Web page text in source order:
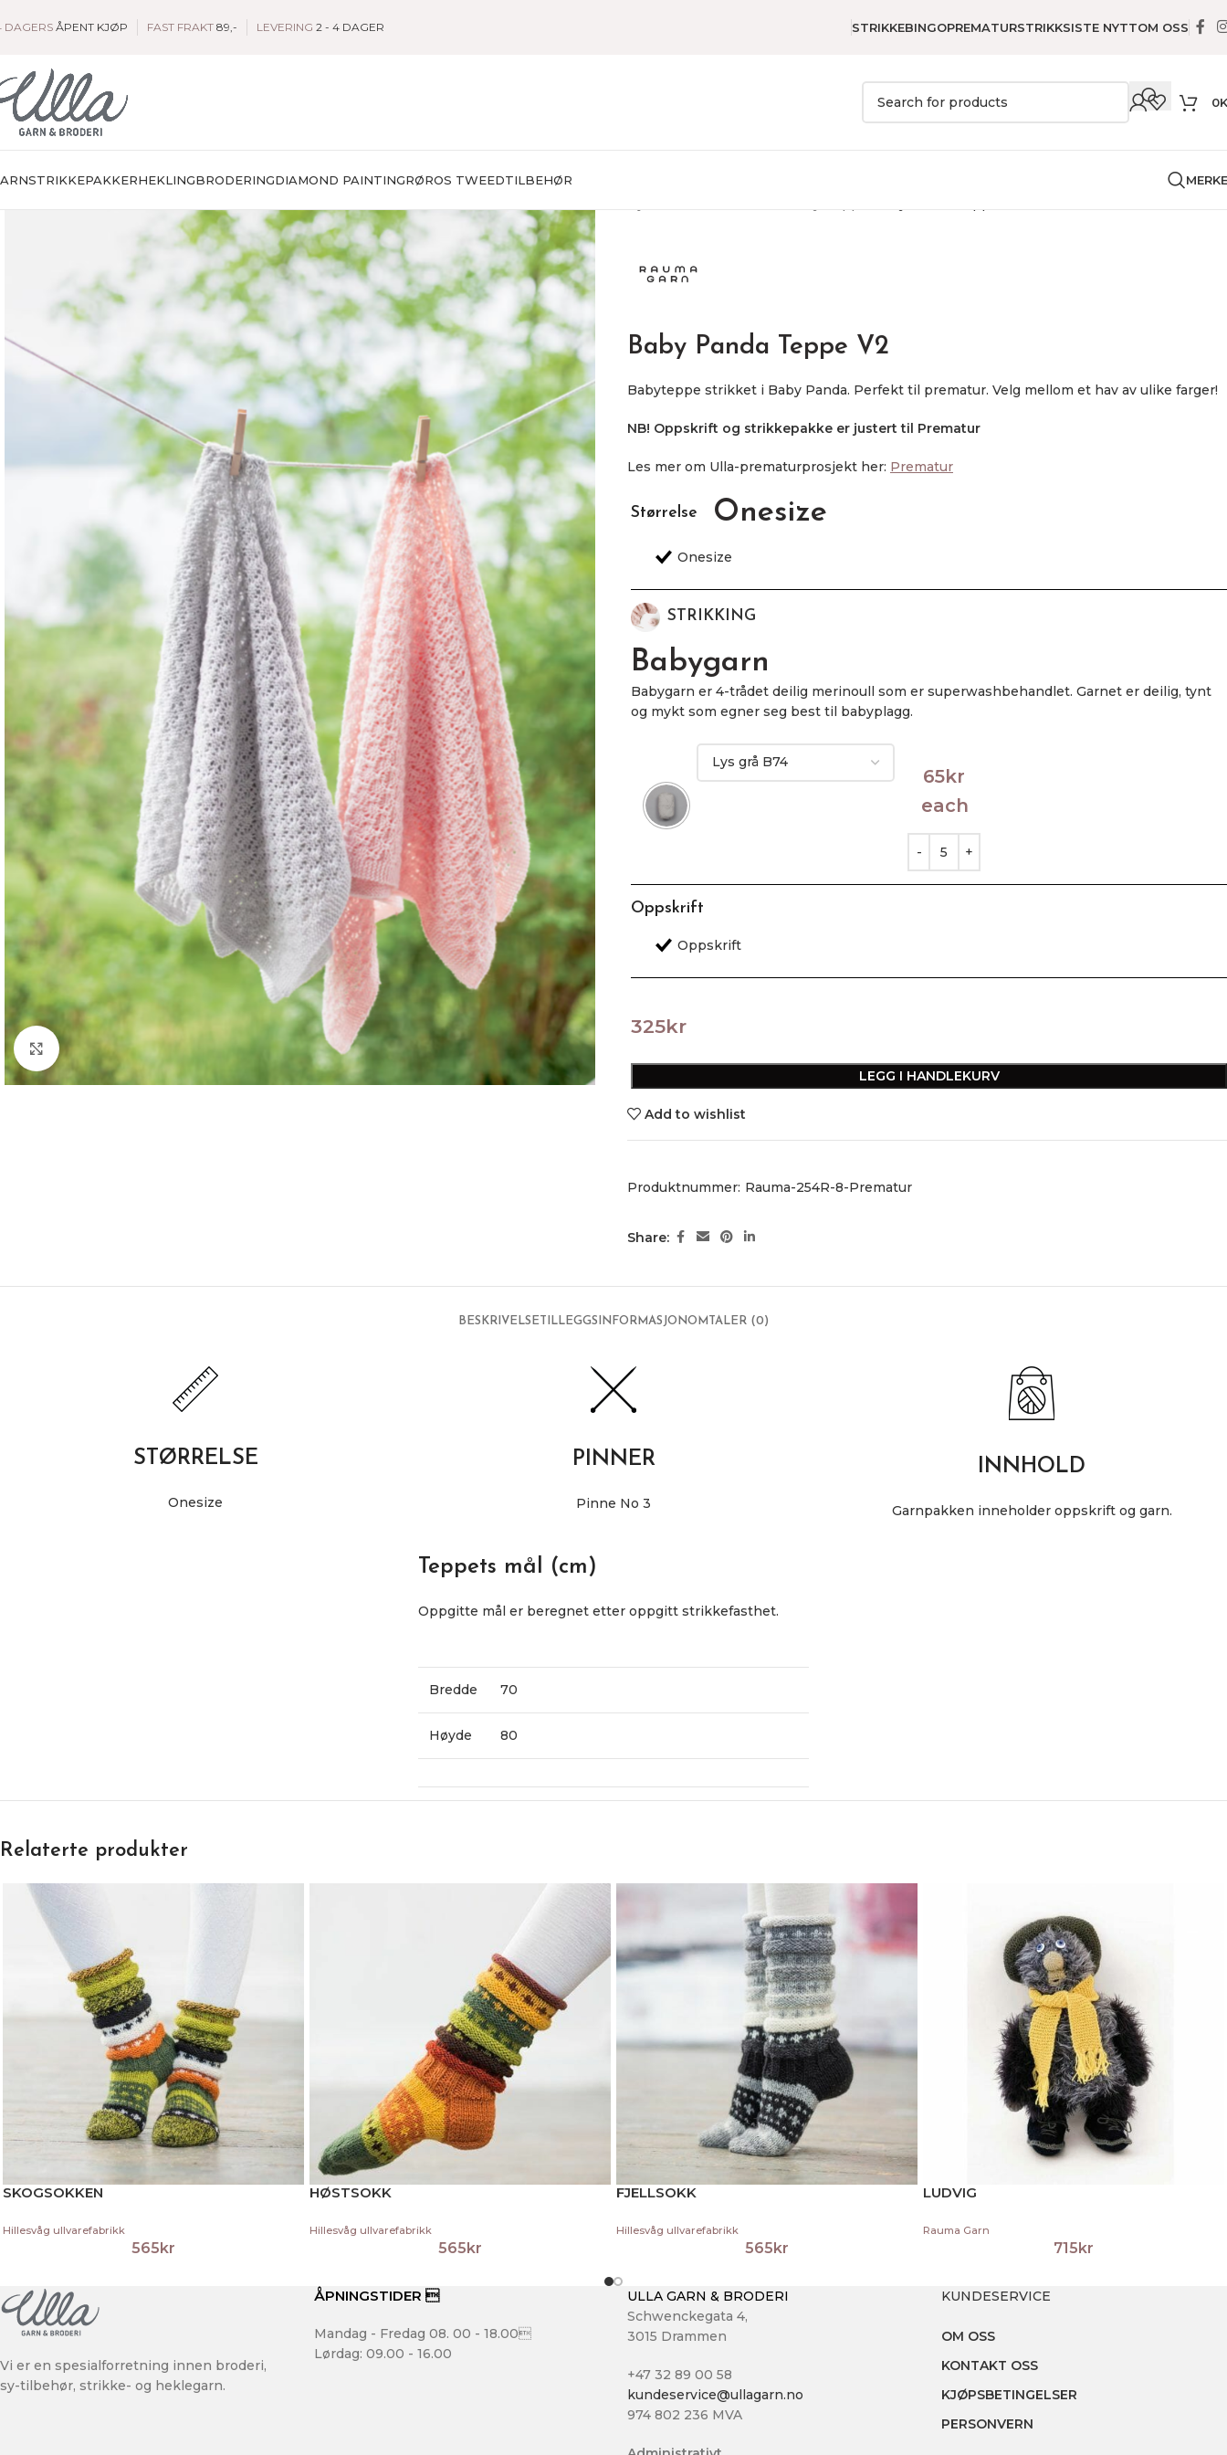
DAGERS ÅPENT KJØP FAST FRAKT 89,- LEVERING 2 - 4 DAGER STRIKKEBINGOPREMATURSTRIKKSISTE NYTTOM OSS
0
STRIKKEPAKKERHEKLINGBRODERINGDIAMOND PAINTINGRØROS TWEEDTILBEHØR
Click to enlarge
Baby Panda Teppe V2
Babyteppe strikket i Baby Panda. Perfekt til prematur. Velg mellom et hav av ulike farger!
NB! Oppskrift og strikkepakke er justert til Prematur
Les mer om Ulla-prematurprosjekt her: Prematur
Størrelse Onesize
STRIKKING
Babygarn
Babygarn er 4-trådet deilig merinoull som er superwashbehandlet. Garnet er deilig, tynt
og mykt som egner seg best til babyplagg.
65kr
each
Oppskrift
325kr
LEGG I HANDLEKURV
Add to wishlist
Produktnummer: Rauma-254R-8-Prematur
Share:
BESKRIVELSETILLEGGSINFORMASJONOMTALER (0)
STØRRELSE
Onesize
PINNER
Pinne No 3
INNHOLD
Garnpakken inneholder oppskrift og garn.
Teppets mål (cm)
Oppgitte mål er beregnet etter oppgitt strikkefasthet.
Bredde 70
Høyde 80
Relaterte produkter
SKOGSOKKEN
Hillesvåg ullvarefabrikk
565kr
HØSTSOKK
Hillesvåg ullvarefabrikk
565kr
FJELLSOKK
Hillesvåg ullvarefabrikk
565kr
LUDVIG
Rauma Garn
715kr
Vi er en spesialforretning innen broderi,
sy-tilbehør, strikke- og heklegarn.
ÅPNINGSTIDER 
Mandag - Fredag 08. 00 - 18.00
Lørdag: 09.00 - 16.00
ULLA GARN & BRODERI
Schwenckegata 4,
3015 Drammen
+47 32 89 00 58
kundeservice@ullagarn.no
974 802 236 MVA
KUNDESERVICE
OM OSS
KONTAKT OSS
KJØPSBETINGELSER
PERSONVERN